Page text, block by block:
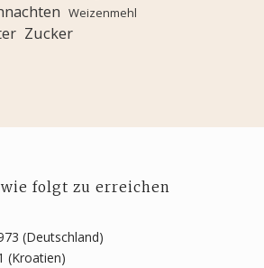
Weizenmehl
Zucker
folgt zu erreichen
(Deutschland)
(Kroatien)